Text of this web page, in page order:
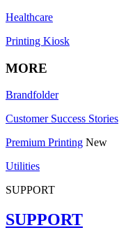
Healthcare
Printing Kiosk
MORE
Brandfolder
Customer Success Stories
Premium Printing New
Utilities
SUPPORT
SUPPORT